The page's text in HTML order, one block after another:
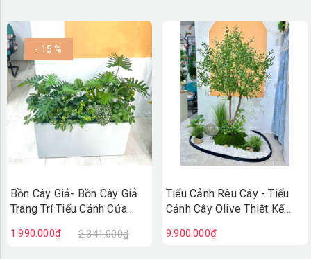
- 15 %
Bồn Cây Giả- Bồn Cây Giả
Trang Trí Tiểu Cảnh Cửa
BC242
1.990.000₫ 2.341.000₫
Tiểu Cảnh Rêu Cây - Tiểu
Cảnh Cây Olive Thiết Kế
Đại (145x115x215cm)-
9.900.000₫